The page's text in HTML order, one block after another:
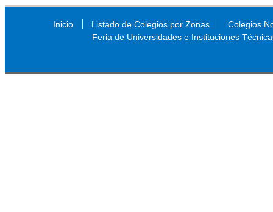
Inicio
Listado de Colegios por Zonas Colegios
Feria de Universidades e Instituciones